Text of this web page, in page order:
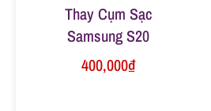
Thay Cụm Sạc
Samsung S20
400,000₫